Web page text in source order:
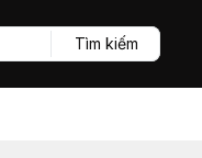
Tìm kiếm